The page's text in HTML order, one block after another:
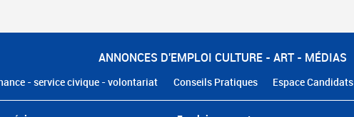
ANNONCES D'EMPLOI CULTURE - ART - MÉDIAS
- service civique - volontariat Conseils Pratiques Espace Candidats